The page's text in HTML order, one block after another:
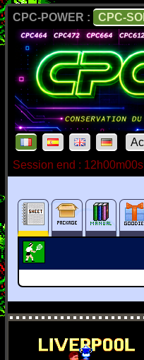
CPC-POWER : CPC-
Session end : 12h00m00s